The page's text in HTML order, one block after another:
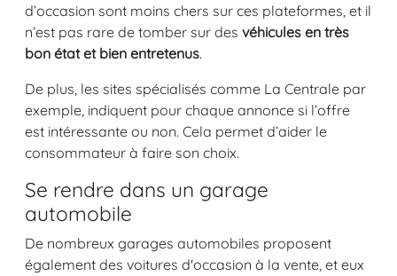
d’occasion sont moins chers sur ces plateformes, et il
n’est pas rare de tomber sur des véhicules en très
bon état et bien entretenus.
De plus, les sites spécialisés comme La Centrale par
exemple, indiquent pour chaque annonce si l’offre
est intéressante ou non. Cela permet d’aider le
consommateur à faire son choix.
Se rendre dans un garage
automobile
De nombreux garages automobiles proposent
également des voitures d'occasion à la vente, et eux